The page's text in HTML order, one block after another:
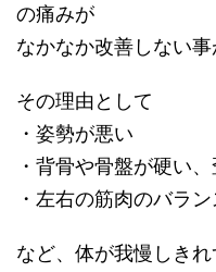
の痛みが
なかなか改善しない事
その理由として
・姿勢が悪い
・背骨や骨盤が硬い
・左右の筋肉のバラ
など、体が我慢しき